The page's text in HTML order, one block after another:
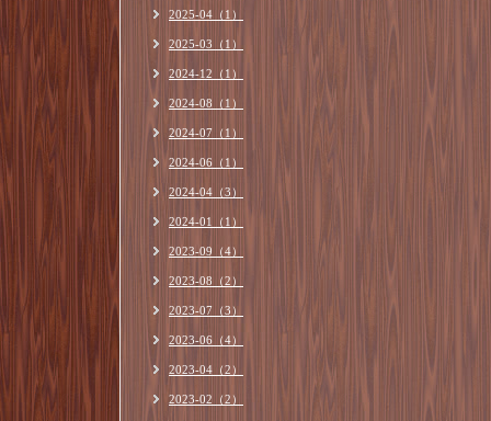
2025-04（1）
2025-03（1）
2024-12（1）
2024-08（1）
2024-07（1）
2024-06（1）
2024-04（3）
2024-01（1）
2023-09（4）
2023-08（2）
2023-07（3）
2023-06（4）
2023-04（2）
2023-02（2）